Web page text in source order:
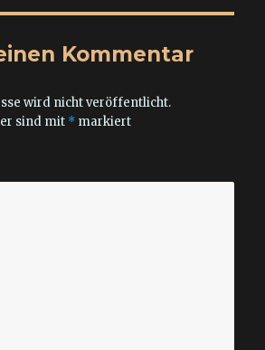
Kommentar
wird nicht veröffentlicht.
sind mit * markiert